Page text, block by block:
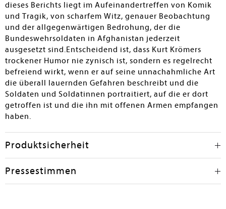
dieses Berichts liegt im Aufeinandertreffen von Komik
und Tragik, von scharfem Witz, genauer Beobachtung
und der allgegenwärtigen Bedrohung, der die
Bundeswehrsoldaten in Afghanistan jederzeit
ausgesetzt sind.Entscheidend ist, dass Kurt Krömers
trockener Humor nie zynisch ist, sondern es regelrecht
befreiend wirkt, wenn er auf seine unnachahmliche Art
die überall lauernden Gefahren beschreibt und die
Soldaten und Soldatinnen portraitiert, auf die er dort
getroffen ist und die ihn mit offenen Armen empfangen
haben.
Produktsicherheit
Pressestimmen